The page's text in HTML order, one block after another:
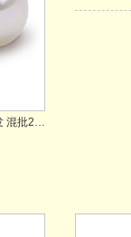
韩版饰品 8MM简约淡水珍珠耳钉 耳饰 精品饰品批发 混批200元起